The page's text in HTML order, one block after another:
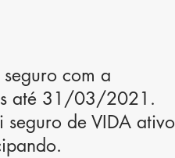
com a
até 31/03/2021.
seguro de VIDA ativo